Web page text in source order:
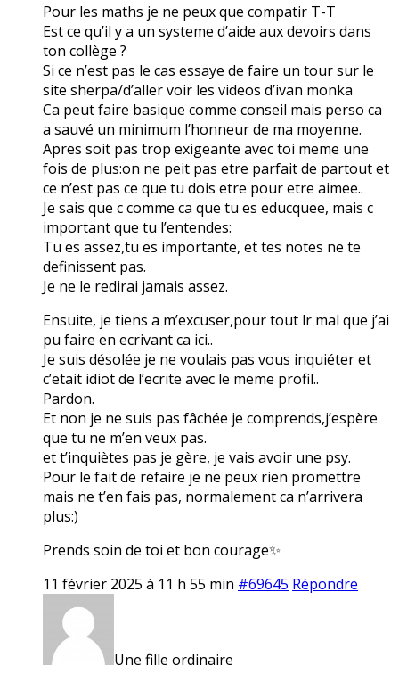
Pour les maths je ne peux que compatir T-T
Est ce qu’il y a un systeme d’aide aux devoirs dans
ton collège ?
Si ce n’est pas le cas essaye de faire un tour sur le
site sherpa/d’aller voir les videos d’ivan monka
Ca peut faire basique comme conseil mais perso ca
a sauvé un minimum l’honneur de ma moyenne.
Apres soit pas trop exigeante avec toi meme une
fois de plus:on ne peit pas etre parfait de partout et
ce n’est pas ce que tu dois etre pour etre aimee..
Je sais que c comme ca que tu es educquee, mais c
important que tu l’entendes:
Tu es assez,tu es importante, et tes notes ne te
definissent pas.
Je ne le redirai jamais assez.
Ensuite, je tiens a m’excuser,pour tout lr mal que j’ai
pu faire en ecrivant ca ici..
Je suis désolée je ne voulais pas vous inquiéter et
c’etait idiot de l’ecrite avec le meme profil..
Pardon.
Et non je ne suis pas fâchée je comprends,j’espère
que tu ne m’en veux pas.
et t’inquiètes pas je gère, je vais avoir une psy.
Pour le fait de refaire je ne peux rien promettre
mais ne t’en fais pas, normalement ca n’arrivera
plus:)
Prends soin de toi et bon courage✨
11 février 2025 à 11 h 55 min #69645 Répondre
Une fille ordinaire